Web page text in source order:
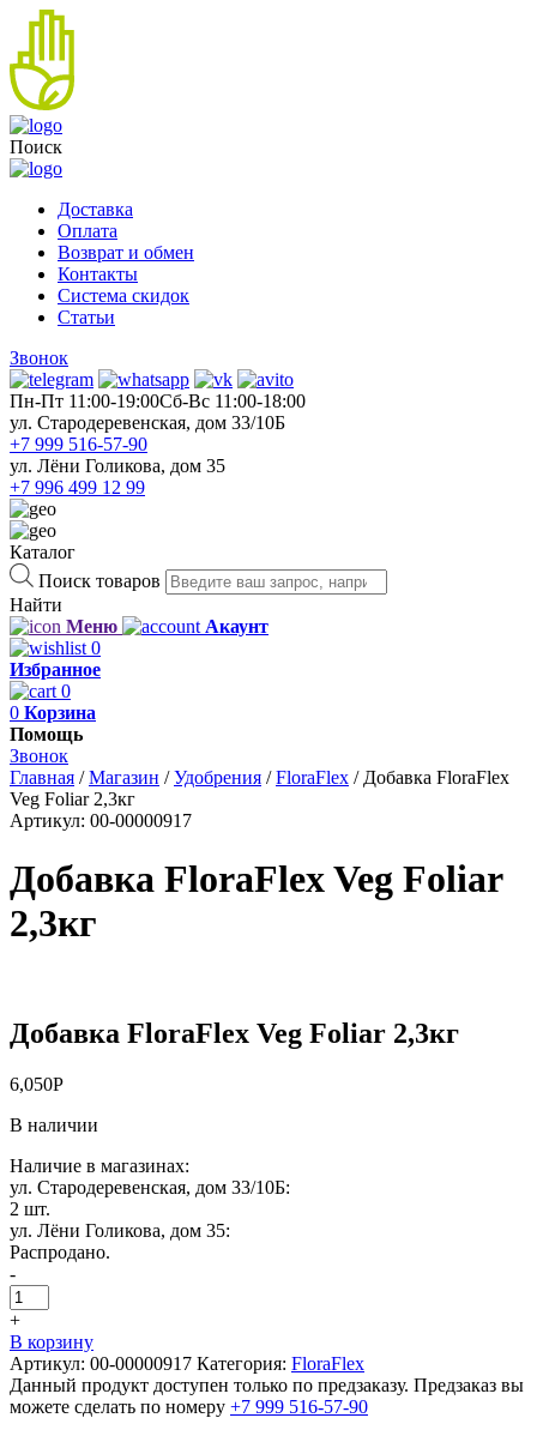
Поиск
Доставка
Оплата
Возврат и обмен
Контакты
Система скидок
Статьи
Звонок
Пн-Пт 11:00-19:00Cб-Вс 11:00-18:00
ул. Стародеревенская, дом 33/10Б
+7 999 516-57-90
ул. Лёни Голикова, дом 35
+7 996 499 12 99
Каталог
Поиск товаров
Найти
Меню
Акаунт
0
Избранное
0
0 Корзина
Помощь
Звонок
Главная /Магазин /Удобрения /FloraFlex / Добавка FloraFlex
Veg Foliar 2,3кг
Артикул: 00-00000917
Добавка FloraFlex Veg Foliar
2,3кг
Добавка FloraFlex Veg Foliar 2,3кг
6,050Р
В наличии
Наличие в магазинах:
ул. Стародеревенская, дом 33/10Б:
2 шт.
ул. Лёни Голикова, дом 35:
Распродано.
-
+
В корзину
Артикул: 00-00000917 Категория: FloraFlex
Данный продукт доступен только по предзаказу. Предзаказ вы
можете сделать по номеру +7 999 516-57-90